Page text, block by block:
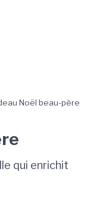
Noël beau-père
qui enrichit